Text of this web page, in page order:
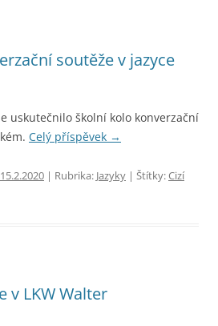
soutěže v jazyce
uskutečnilo školní kolo konverzační
Celý příspěvek →
15.2.2020 | Rubrika: Jazyky | Štítky:Cizí
v LKW Walter